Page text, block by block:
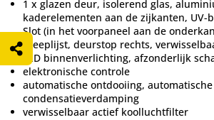
1 x glazen deur, isolerend glas,
kaderelementen aan de zijkanten, UV-
Slot (in het voorpaneel aan de
greeplijst, deurstop rechts,
LED binnenverlichting, afzonderlijk
elektronische controle
automatische ontdooiing, automatische
condensatieverdamping
verwisselbaar actief koolluchtfilter